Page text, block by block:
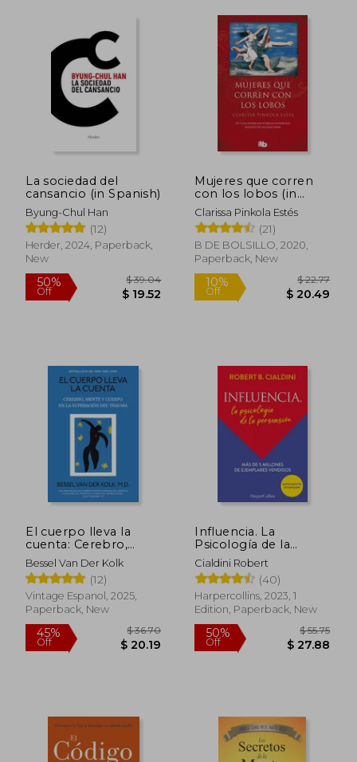
50%
Off
La sociedad del
cansancio (in Spanish)
Byung-Chul Han
(12)
Herder, 2024, Paperback,
New
Mujeres que corren
con los lobos (in
Spanish)
Clarissa Pinkola Estés
(21)
B DE BOLSILLO, 2020,
Paperback, New
10%
Off
El cuerpo lleva la
cuenta: Cerebro,
mente y cuerpo en la
superación del
trauma (in Spanish)
Bessel Van Der Kolk
(12)
Vintage Espanol, 2025,
Paperback, New
Influencia. La
Psicología de la
Persuasión (in
Spanish)
Cialdini Robert
(40)
Harpercollins, 2023, 1
Edition, Paperback, New